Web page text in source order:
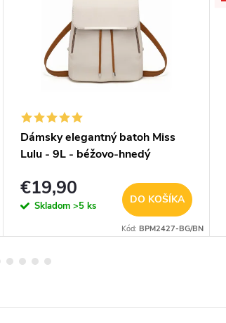
Dámsky elegantný batoh Miss
Lulu - 9L - béžovo-hnedý
€19,90
Skladom >5 ks
DO KOŠÍKA
Kód: BPM2427-BG/BN